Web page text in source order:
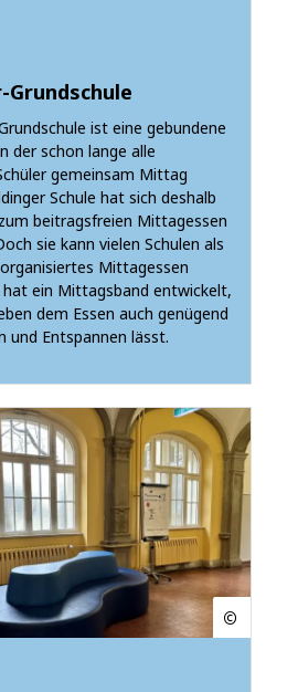
Grundschule
ist eine gebundene
der schon lange alle
gemeinsam Mittag
Schule hat sich deshalb
beitragsfreien Mittagessen
sie kann vielen Schulen als
Mittagessen
hat ein Mittagsband entwickelt,
dem Essen auch genügend
und Entspannen lässt.